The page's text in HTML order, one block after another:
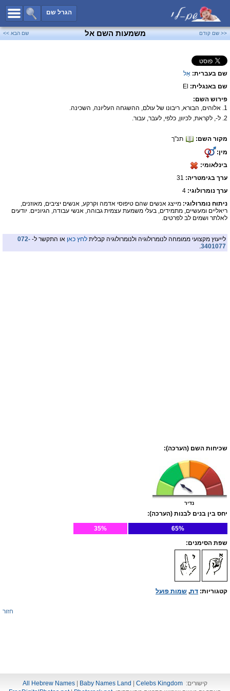
הגרל שם
כל השמות
שמות לבנים
פייסבוק
<< שם קודם משמעות השם אל שם הבא >>
שם בעברית: אֵל
שם באנגלית: El
פירוש השם:
1. אלוהים, הבורא, ריבונו של עולם, ההשגחה העליונה, השכינה.
2. ל-, לקראת, לכיוון, כלפי, לעבר, עבור.
מקור השם:
תנ"ך
מין:
בינלאומי:
ערך בגימטריה:
ערך נומרולוגי: 4
ניתוח נומרולוגי: מייצג אנשים שהם טיפוסי אדמה וקרקע, אנשים יציבים, מאוזנים,
ריאליים ומעשיים, מתמידים, בעלי משמעת עצמית גבוהה, אנשי עבודה, הגיוניים. יודעים
לאלתר ושמים לב לפרטים.
לייעוץ מקצועי ממומחה לנומרולוגיה ולנומרולוגיה קבלית לחץ כאן או התקשר ל- 072-
3401077
.
שכיחות השם (הערכה):
נדיר
יחס בין בנים לבנות (הערכה):
65%
35%
שפת הסימנים:
קטגוריות: דת, שמות פועל
חזור
קישורים: All Hebrew Names Baby Names Land
Celebs Kingdom